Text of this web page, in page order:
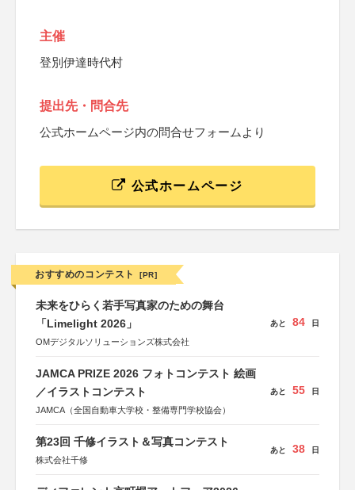
主催
登別伊達時代村
提出先・問合先
公式ホームページ内の問合せフォームより
公式ホームページ
おすすめのコンテスト [PR]
未来をひらく若手写真家のための舞台
「Limelight 2026」
OMデジタルソリューションズ株式会社
あと 84 日
JAMCA PRIZE 2026 フォトコンテスト 絵画
／イラストコンテスト
JAMCA（全国自動車大学校・整備専門学校協会）
あと 55 日
第23回 千修イラスト＆写真コンテスト
株式会社千修
あと 38 日